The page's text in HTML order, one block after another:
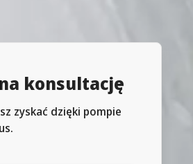
konsultację
zyskać dzięki pompie